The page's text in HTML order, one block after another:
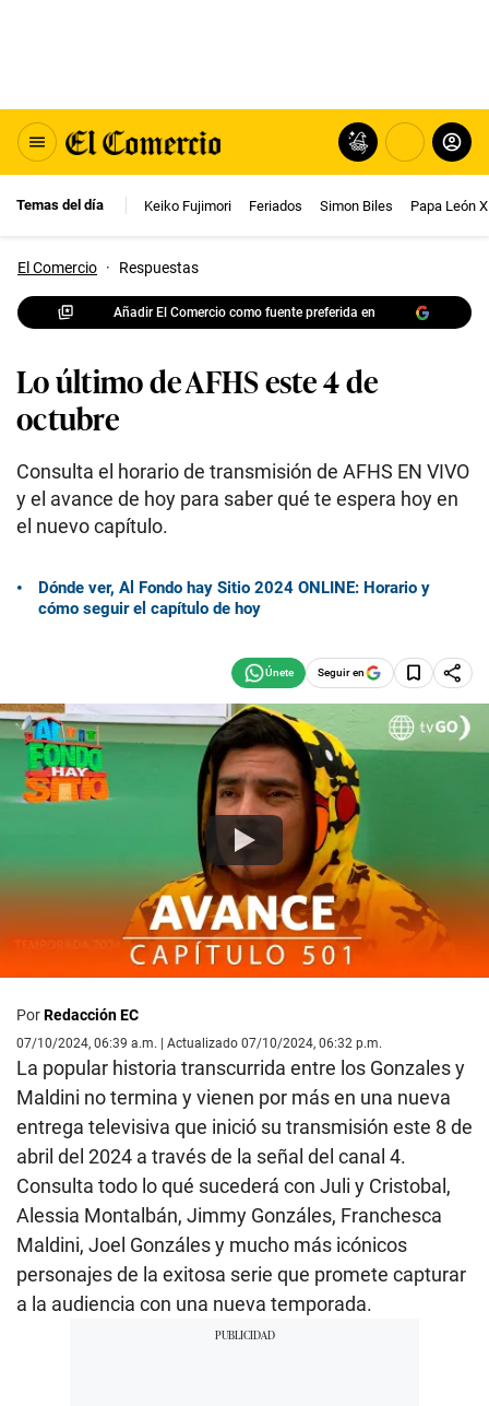
Temas del día Keiko Fujimori Feriados Simon Biles Papa León
El Comercio · Respuestas
Añadir El Comercio como fuente preferida en
Lo último de AFHS este 4 de
octubre
Consulta el horario de transmisión de AFHS EN VIVO
y el avance de hoy para saber qué te espera hoy en
el nuevo capítulo.
Dónde ver, Al Fondo hay Sitio 2024 ONLINE: Horario y
cómo seguir el capítulo de hoy
Seguir en
PorRedacción EC
07/10/2024, 06:39 a.m. | Actualizado 07/10/2024, 06:32 p.m.
La popular historia transcurrida entre los Gonzales y
Maldini no termina y vienen por más en una nueva
entrega televisiva que inició su transmisión este 8 de
abril del 2024 a través de la señal del canal 4.
Consulta todo lo qué sucederá con Juli y Cristobal,
Alessia Montalbán, Jimmy Gonzáles, Franchesca
Maldini, Joel Gonzáles y mucho más icónicos
personajes de la exitosa serie que promete capturar
a la audiencia con una nueva temporada.